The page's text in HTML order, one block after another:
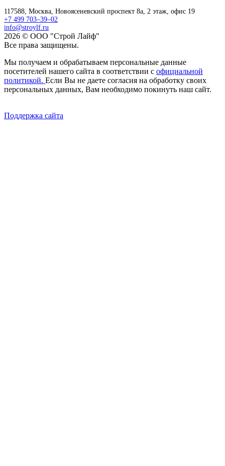
117588, Москва, Новоясеневский проспект 8а, 2 этаж, офис 19
+7 499 703–39–02
info@stroylf.ru
2026 © ООО "Строй Лайф"
Все права защищены.
Мы получаем и обрабатываем персональные данные
посетителей нашего сайта в соответствии с официальной
политикой. Если Вы не даете согласия на обработку своих
персональных данных, Вам необходимо покинуть наш сайт.
Поддержка сайта